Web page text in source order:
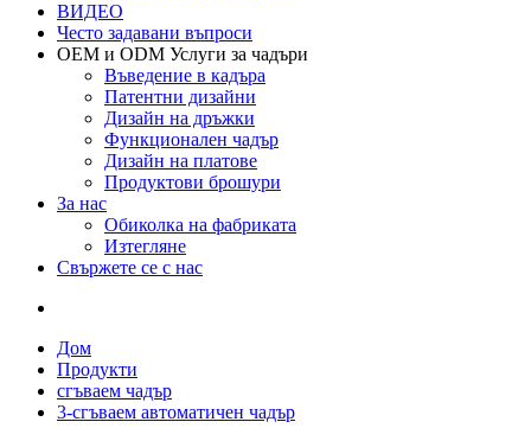
ВИДЕО
Често задавани въпроси
OEM и ODM Услуги за чадъри
Въведение в кадъра
Патентни дизайни
Дизайн на дръжки
Функционален чадър
Дизайн на платове
Продуктови брошури
За нас
Обиколка на фабриката
Изтегляне
Свържете се с нас
Дом
Продукти
сгъваем чадър
3-сгъваем автоматичен чадър